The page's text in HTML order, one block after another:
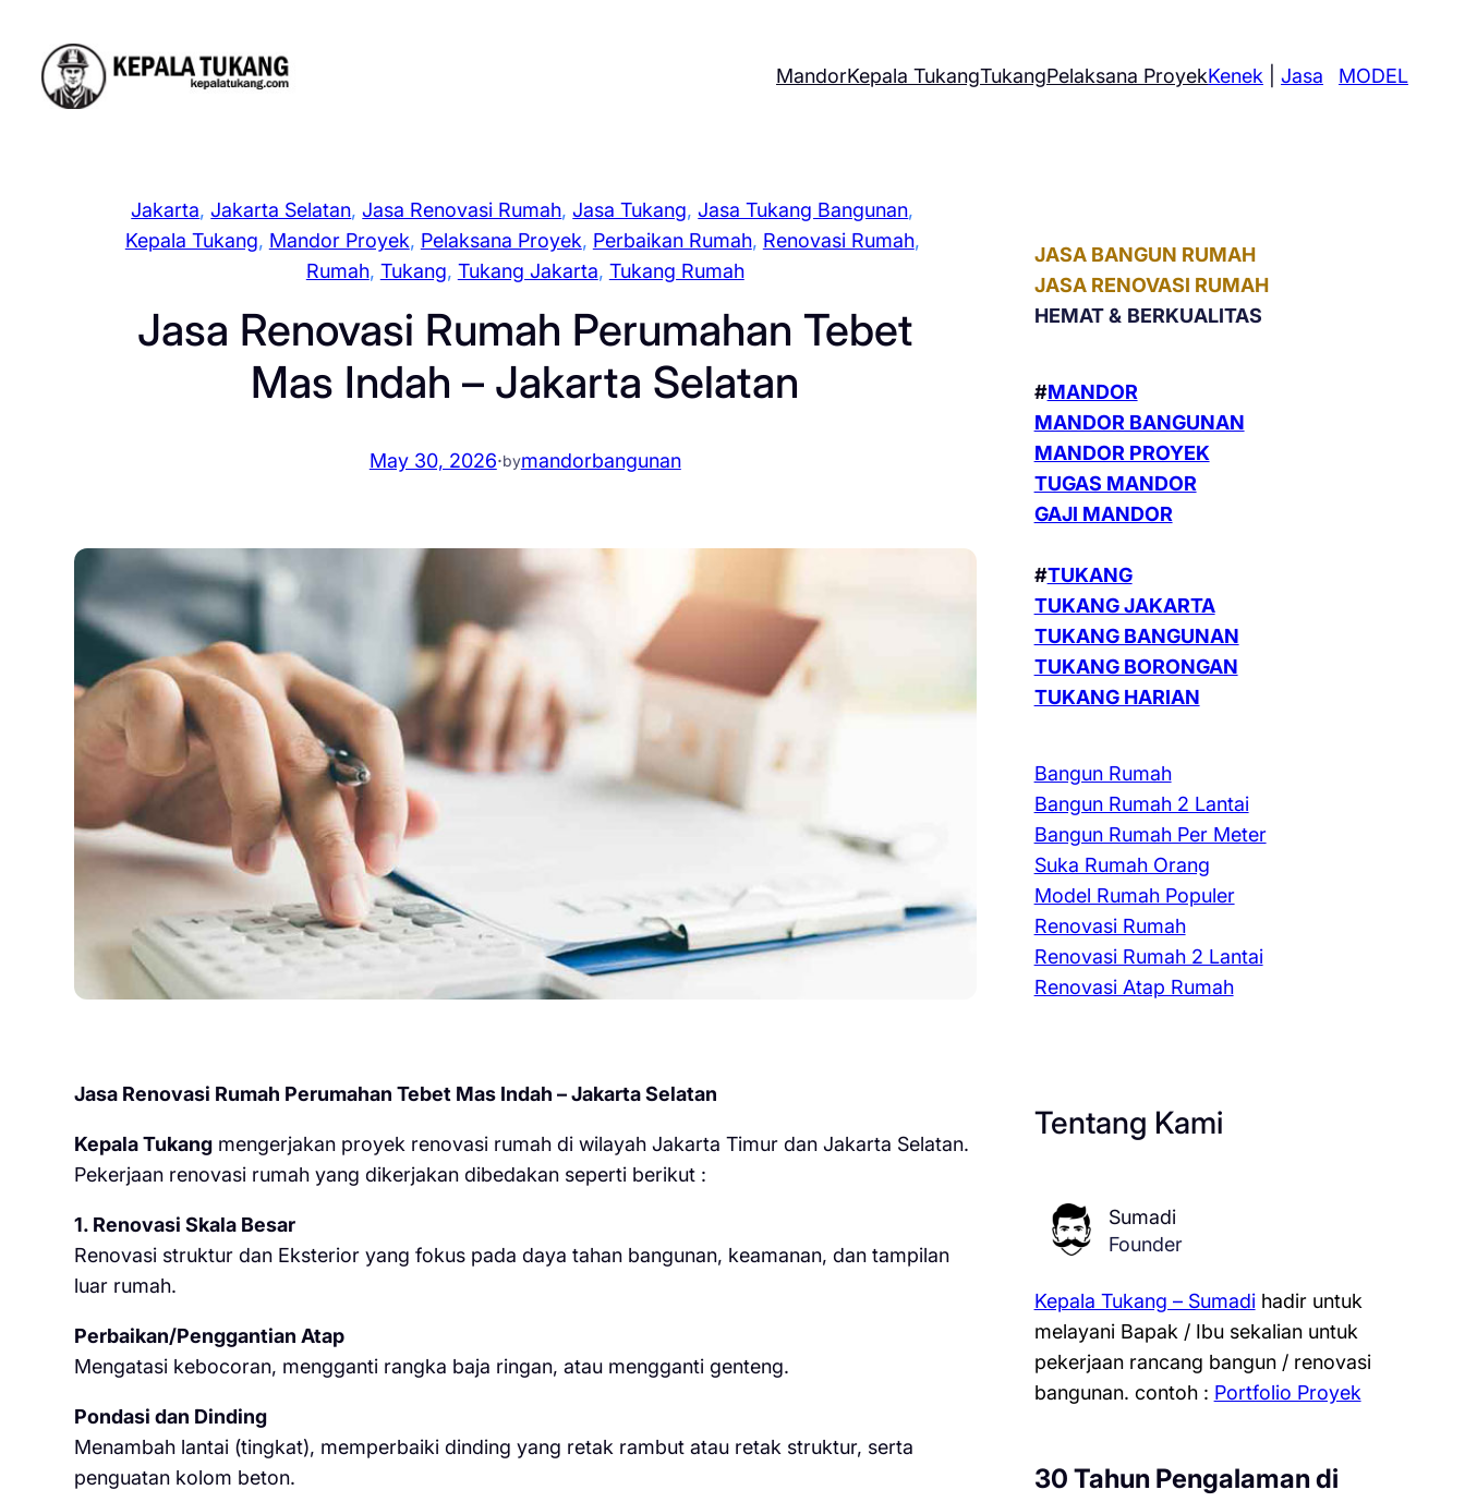
content
MandorKepala TukangTukangPelaksana ProyekKenek |Jasa MODEL
Jakarta, Jakarta Selatan, Jasa Renovasi Rumah, Jasa Tukang, Jasa Tukang Bangunan
Kepala Tukang, Mandor Proyek, Pelaksana Proyek, Perbaikan Rumah, Renovasi Rumah
Rumah, Tukang, Tukang Jakarta, Tukang Rumah
Jasa Renovasi Rumah Perumahan Tebet
Mas Indah – Jakarta Selatan
May 30, 2026·bymandorbangunan
Jasa Renovasi Rumah Perumahan Tebet Mas Indah – Jakarta Selatan
Kepala Tukangmengerjakan proyek renovasi rumah di wilayah Jakarta Timur dan Jakarta Selatan.
Pekerjaan renovasi rumah yang dikerjakan dibedakan seperti berikut :
1. Renovasi Skala Besar
Renovasi struktur dan Eksterior yang fokus pada daya tahan bangunan, keamanan, dan tampilan
luar rumah.
Perbaikan/Penggantian Atap
Mengatasi kebocoran, mengganti rangka baja ringan, atau mengganti genteng.
Pondasi dan Dinding
Menambah lantai (tingkat), memperbaiki dinding yang retak rambut atau retak struktur, serta
penguatan kolom beton.
JASA BANGUN RUMAH
JASA RENOVASI RUMAH
HEMAT & BERKUALITAS
#MANDOR
MANDOR BANGUNAN
MANDOR PROYEK
TUGAS MANDOR
GAJI MANDOR
#TUKANG
TUKANG JAKARTA
TUKANG BANGUNAN
TUKANG BORONGAN
TUKANG HARIAN
Bangun Rumah
Bangun Rumah 2 Lantai
Bangun Rumah Per Meter
Suka Rumah Orang
Model Rumah Populer
Renovasi Rumah
Renovasi Rumah 2 Lantai
Renovasi Atap Rumah
Tentang Kami
Sumadi
Founder
Kepala Tukang – Sumadihadir untuk
melayani Bapak / Ibu sekalian untuk
pekerjaan rancang bangun / renovasi
bangunan. contoh : Portfolio Proyek
30 Tahun Pengalaman di